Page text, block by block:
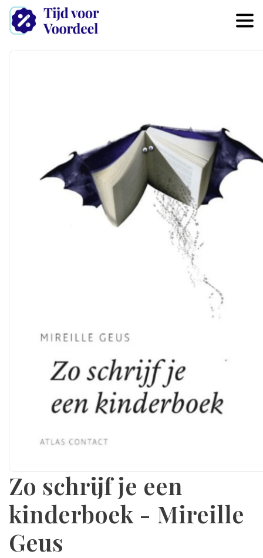
Zo schrijf je een
kinderboek - Mireille
Geus